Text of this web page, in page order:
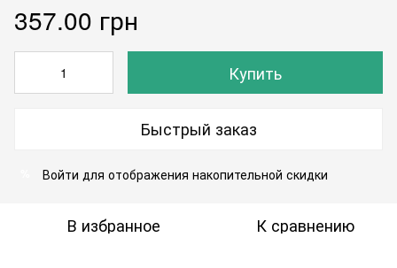
357.00 грн
Купить
Быстрый заказ
Войти для отображения накопительной скидки
В избранное К сравнению